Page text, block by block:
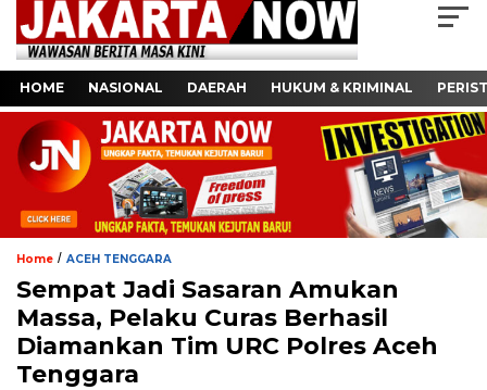
HOME NASIONAL DAERAH HUKUM & KRIMINAL
Home / ACEH TENGGARA
Sempat Jadi Sasaran Amukan
Massa, Pelaku Curas Berhasil
Diamankan Tim URC Polres Aceh
Tenggara